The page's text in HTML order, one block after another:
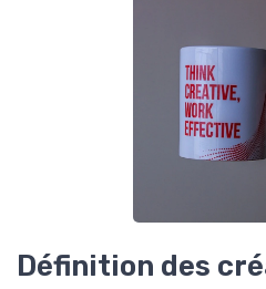
Définition des